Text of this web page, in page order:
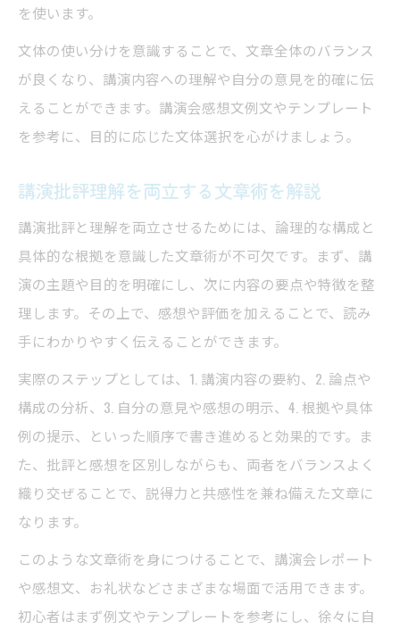
を使います。
文体の使い分けを意識することで、文章全体のバランス
が良くなり、講演内容への理解や自分の意見を的確に伝
えることができます。講演会感想文例文やテンプレート
を参考に、目的に応じた文体選択を心がけましょう。
講演批評理解を両立する文章術を解説
講演批評と理解を両立させるためには、論理的な構成と
具体的な根拠を意識した文章術が不可欠です。まず、講
演の主題や目的を明確にし、次に内容の要点や特徴を整
理します。その上で、感想や評価を加えることで、読み
手にわかりやすく伝えることができます。
実際のステップとしては、1. 講演内容の要約、2. 論点や
構成の分析、3. 自分の意見や感想の明示、4. 根拠や具体
例の提示、といった順序で書き進めると効果的です。ま
た、批評と感想を区別しながらも、両者をバランスよく
織り交ぜることで、説得力と共感性を兼ね備えた文章に
なります。
このような文章術を身につけることで、講演会レポート
や感想文、お礼状などさまざまな場面で活用できます。
初心者はまず例文やテンプレートを参考にし、徐々に自